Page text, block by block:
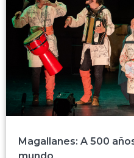
Magallanes: A 500